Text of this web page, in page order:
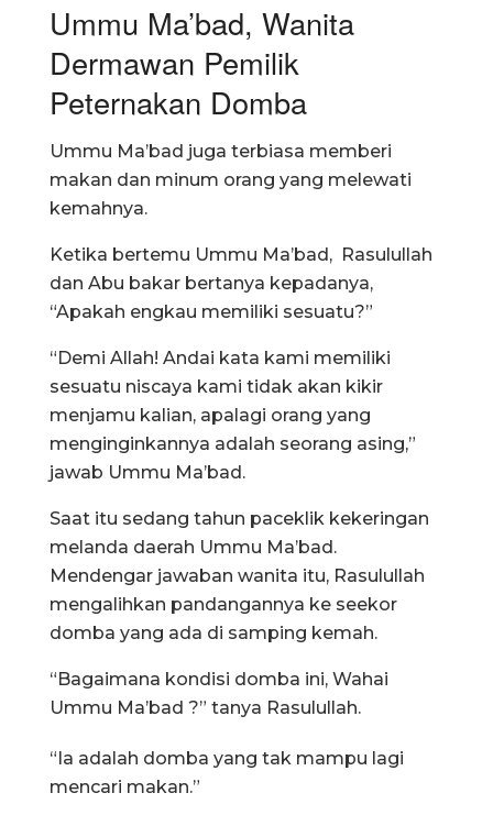
Ummu Ma’bad, Wanita
Dermawan Pemilik
Peternakan Domba
Ummu Ma’bad juga terbiasa memberi
makan dan minum orang yang melewati
kemahnya.
Ketika bertemu Ummu Ma’bad, Rasulullah
dan Abu bakar bertanya kepadanya,
“Apakah engkau memiliki sesuatu?”
“Demi Allah! Andai kata kami memiliki
sesuatu niscaya kami tidak akan kikir
menjamu kalian, apalagi orang yang
menginginkannya adalah seorang asing,”
jawab Ummu Ma’bad.
Saat itu sedang tahun paceklik kekeringan
melanda daerah Ummu Ma’bad.
Mendengar jawaban wanita itu, Rasulullah
mengalihkan pandangannya ke seekor
domba yang ada di samping kemah.
“Bagaimana kondisi domba ini, Wahai
Ummu Ma’bad ?” tanya Rasulullah.
“Ia adalah domba yang tak mampu lagi
mencari makan.”